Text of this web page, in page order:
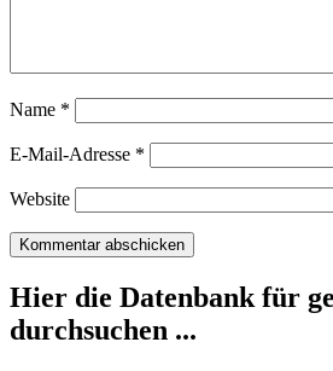
Name *
E-Mail-Adresse *
Website
Hier die Datenbank für
durchsuchen ...